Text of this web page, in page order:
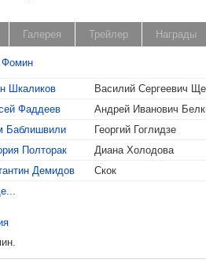
Галерея Трейлер Награды
Фомин
Шкаликов
Василий Сергеевич
Фаддеев
Андрей Иванович
Баблишвили
Георгий Гоглидзе
Полторак
Диана Холодова
Демидов
Скок